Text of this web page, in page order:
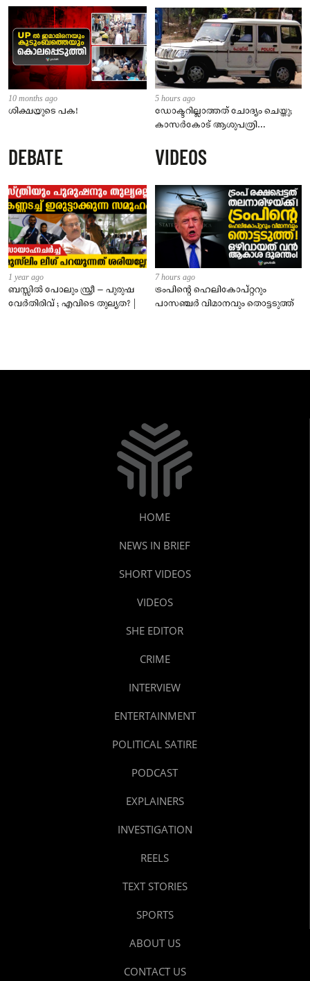
10 months ago
ശിക്ഷയുടെ പക!
5 hours ago
ഡോക്ടറില്ലാത്തത് ചോദ്യം ചെയ്തു;
കാസർകോട് ആശുപത്രി
നാട്ടുകാർക്കെതിരെ കേസ്
DEBATE
1 year ago
ബസ്സിൽ പോലും സ്ത്രീ – പുരുഷ
വേർതിരിവ് ; എവിടെ തുല്യത? |
VIDEOS
7 hours ago
ട്രംപിന്റെ ഹെലികോപ്റ്ററും
പാസഞ്ചര്‍ വിമാനവും തൊട്ടടുത്ത്
HOME
NEWS IN BRIEF
SHORT VIDEOS
VIDEOS
SHE EDITOR
CRIME
INTERVIEW
ENTERTAINMENT
POLITICAL SATIRE
PODCAST
EXPLAINERS
INVESTIGATION
REELS
TEXT STORIES
SPORTS
ABOUT US
CONTACT US